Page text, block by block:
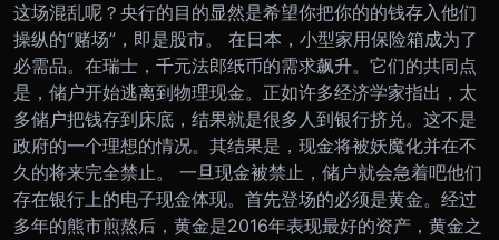
这场混乱呢？央行的目的显然是希望你把你的的钱存入他们
操纵的“赌场”，即是股市。 在日本，小型家用保险箱成为了
必需品。在瑞士，千元法郎纸币的需求飙升。它们的共同点
是，储户开始逃离到物理现金。正如许多经济学家指出，太
多储户把钱存到床底，结果就是很多人到银行挤兑。这不是
政府的一个理想的情况。其结果是，现金将被妖魔化并在不
久的将来完全禁止。 一旦现金被禁止，储户就会急着吧他们
存在银行上的电子现金体现。首先登场的必须是黄金。经过
多年的熊市煎熬后，黄金是2016年表现最好的资产，黄金之